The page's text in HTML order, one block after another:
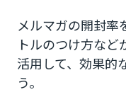
メルマガの開封率
トルのつけ方など
活用して、効果的
う。